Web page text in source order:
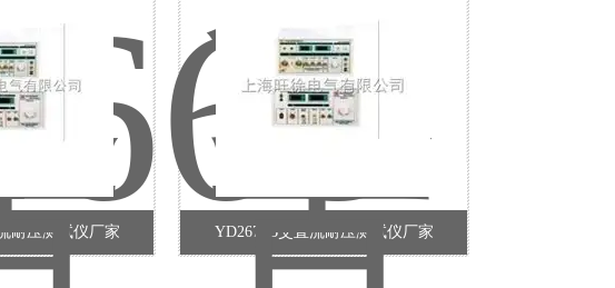
耐压测试仪厂家 YD2673B交直流耐压测试仪厂家